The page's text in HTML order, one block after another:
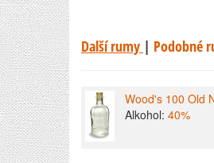
Další rumy | Podobné
Wood's 100 Old
Alkohol: 40%